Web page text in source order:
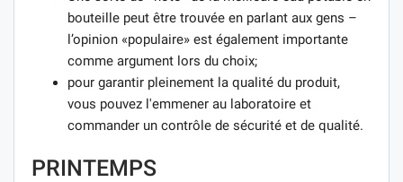
bouteille peut être trouvée en parlant aux gens –
l’opinion «populaire» est également importante
comme argument lors du choix;
pour garantir pleinement la qualité du produit,
vous pouvez l'emmener au laboratoire et
commander un contrôle de sécurité et de qualité.
PRINTEMPS